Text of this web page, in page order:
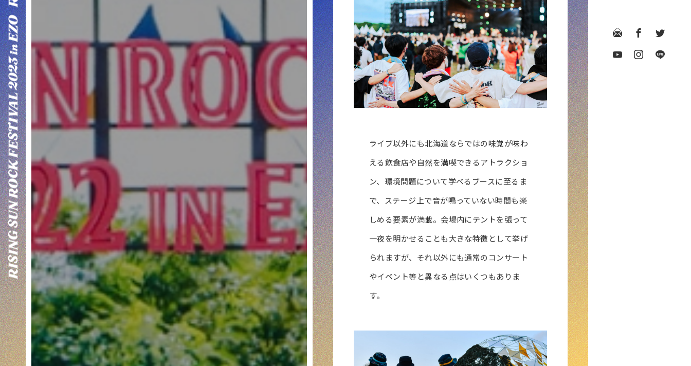
ライブ以外にも北海道ならではの味覚が味わ
える飲食店や自然を満喫できるアトラクショ
ン、環境問題について学べるブースに至るま
で、ステージ上で音が鳴っていない時間も楽
しめる要素が満載。会場内にテントを張って
一夜を明かせることも大きな特徴として挙げ
られますが、それ以外にも通常のコンサート
やイベント等と異なる点はいくつもありま
す。